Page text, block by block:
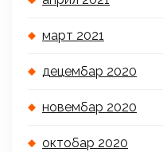
март 2021
децембар 2020
новембар 2020
октобар 2020